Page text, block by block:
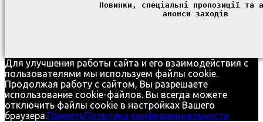
Новинки, спеціальні пропозиції та
Для улучшения работы сайта и его взаимодействия с
пользователями мы используем файлы cookie.
Продолжая работу с сайтом, Вы разрешаете
использование cookie-файлов. Вы всегда можете
отключить файлы cookie в настройках Вашего
браузера.ПринятьПолитика конфединциальности